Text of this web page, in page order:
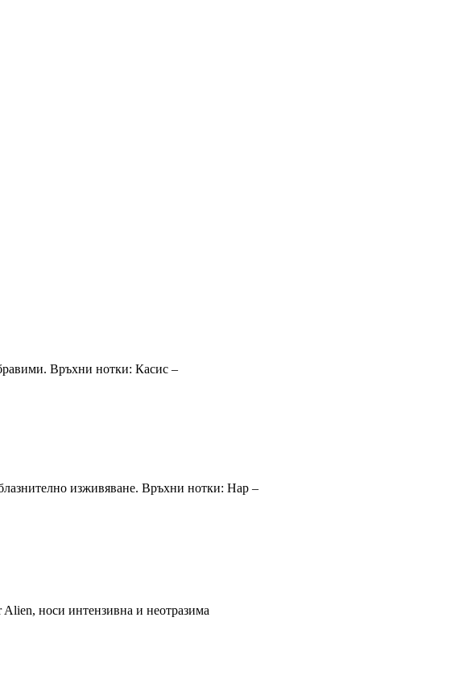
Връхни нотки: Касис –
изживяване. Връхни нотки: Нар –
носи интензивна и неотразима